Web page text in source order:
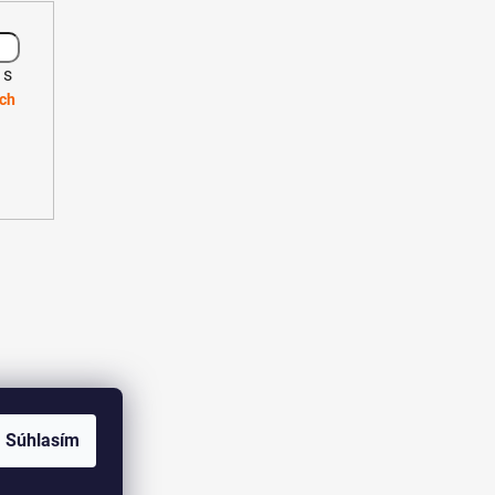
Súhlasím
s